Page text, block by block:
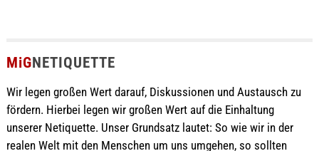
MiGNETIQUETTE
Wir legen großen Wert darauf, Diskussionen und Austausch zu
fördern. Hierbei legen wir großen Wert auf die Einhaltung
unserer Netiquette. Unser Grundsatz lautet: So wie wir in der
realen Welt mit den Menschen um uns umgehen, so sollten